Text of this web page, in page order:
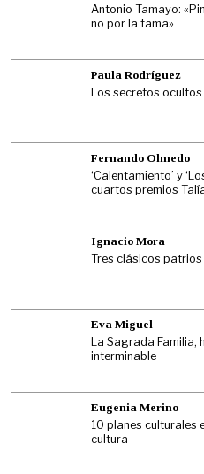
Antonio Tamayo:
no por la fama»
Paula Rodríguez
Los secretos ocultos
Fernando Olmedo
‘Calentamiento’ y
cuartos premios
Ignacio Mora
Tres clásicos
Eva Miguel
La Sagrada Familia,
interminable
Eugenia Merino
10 planes culturales
cultura